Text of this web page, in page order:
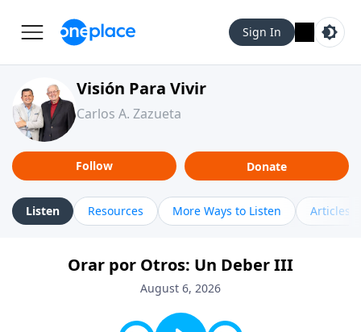
Sign In
Visión Para Vivir
Carlos A. Zazueta
Follow Donate
Listen Resources More Ways to Listen Articles
Orar por Otros: Un Deber III
August 6, 2026